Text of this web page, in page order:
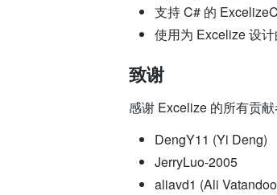
支持 C# 的
使用为 Excelize 设
致谢
感谢 Excelize 的所有贡
DengY11 (Yi Deng)
JerryLuo-2005
aliavd1 (Ali